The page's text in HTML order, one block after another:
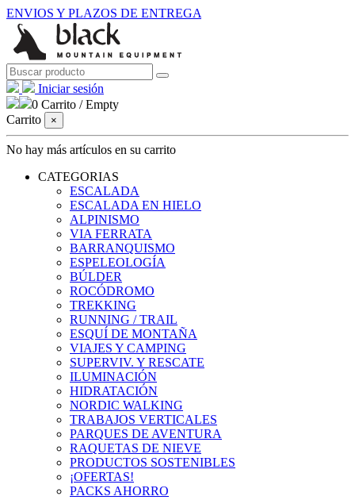
ENVIOS Y PLAZOS DE ENTREGA
Iniciar sesión
0 Carrito /Empty
Carrito
×
No hay más artículos en su carrito
CATEGORIAS
ESCALADA
ESCALADA EN HIELO
ALPINISMO
VIA FERRATA
BARRANQUISMO
ESPELEOLOGÍA
BÚLDER
ROCÓDROMO
TREKKING
RUNNING / TRAIL
ESQUÍ DE MONTAÑA
VIAJES Y CAMPING
SUPERVIV. Y RESCATE
ILUMINACIÓN
HIDRATACIÓN
NORDIC WALKING
TRABAJOS VERTICALES
PARQUES DE AVENTURA
RAQUETAS DE NIEVE
PRODUCTOS SOSTENIBLES
¡OFERTAS!
PACKS AHORRO